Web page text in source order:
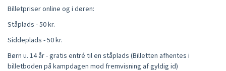
INFO
Billetpriser online og i døren:
Ståplads - 50 kr.
Siddeplads - 50 kr.
Børn u. 14 år - gratis entré til en ståplads (Billetten afhentes i
billetboden på kampdagen mod fremvisning af gyldig id)